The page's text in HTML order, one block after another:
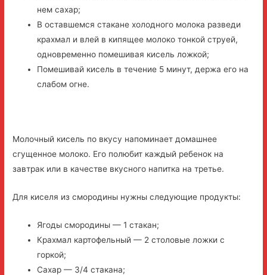
нем сахар;
В оставшемся стакане холодного молока разведи
крахмал и влей в кипящее молоко тонкой струей,
одновременно помешивая кисель ложкой;
Помешивай кисель в течение 5 минут, держа его на
слабом огне.
Молочный кисель по вкусу напоминает домашнее
сгущенное молоко. Его полюбит каждый ребенок на
завтрак или в качестве вкусного напитка на третье.
Для киселя из смородины нужны следующие продукты:
Ягоды смородины — 1 стакан;
Крахмал картофельный — 2 столовые ложки с
горкой;
Сахар — 3/4 стакана;